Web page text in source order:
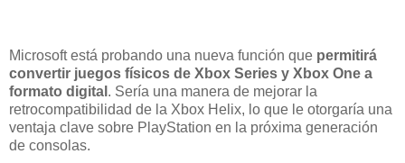
Microsoft está probando una nueva función que permitirá
convertir juegos físicos de Xbox Series y Xbox One a
formato digital . Sería una manera de mejorar la
retrocompatibilidad de la Xbox Helix, lo que le otorgaría una
ventaja clave sobre PlayStation en la próxima generación
de consolas.